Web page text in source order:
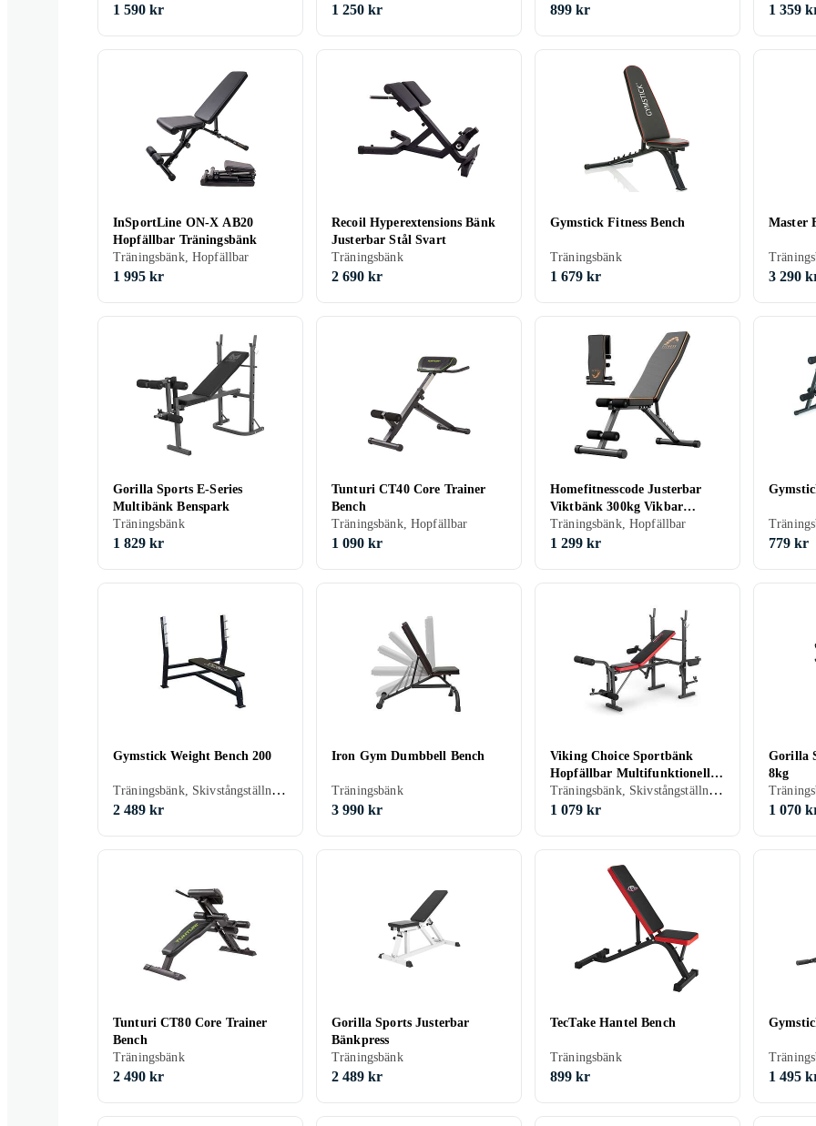
1 590 kr 1 250 kr 899 kr
1 359
InSportLine ON-X AB20
Hopfällbar Träningsbänk
Träningsbänk, Hopfällbar
1 995 kr
Recoil Hyperextensions Bänk
Justerbar Stål Svart
Träningsbänk
2 690 kr
Gymstick Fitness Bench
Träningsbänk
1 679 kr
Master
3 290
Gorilla Sports E-Series
Multibänk Benspark
Träningsbänk
1 829 kr
Tunturi CT40 Core Trainer
Bench
Träningsbänk, Hopfällbar
1 090 kr
Homefitnesscode Justerbar
Viktbänk 300kg Vikbar
Helkropp
Träningsbänk, Hopfällbar
1 299 kr 779 kr
Gymstick Weight Bench 200
Träningsbänk, Skivstångställning/Rack
2 489 kr
Iron Gym Dumbbell Bench
Träningsbänk
3 990 kr
Viking Choice Sportbänk
Hopfällbar Multifunktionell
Fullt Justerbar
Träningsbänk, Skivstångställning/Rack, Hopfällbar
1 079 kr
Gorilla
8kg
1 070
Tunturi CT80 Core Trainer
Bench
Träningsbänk
2 490 kr
Gorilla Sports Justerbar
Bänkpress
Träningsbänk
2 489 kr
TecTake Hantel Bench
Träningsbänk
899 kr
1 495